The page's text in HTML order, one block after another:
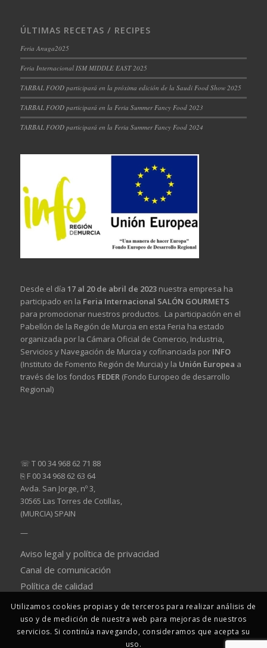
ÚLTIMAS RECETAS / RECIPES
Feria Anuga2025
Feria Internacional ISM MIDDLE EAST 2025
TARBAL FOOD participará en la próxima edición de la Saudi Food Show 2025
TARBAL FOOD participará en la Feria Summer Fancy Food 2023
TARBAL FOOD participará en la Feria Summer Fancy Food 2024
Desde el día 17 al 20 de abril de 2023nuestra empresa ha
participado en la Feria Internacional SALÓN GOURMETS
para promocionar nuestros productos. La participación en el
Pabellón de la Región de Murcia en esta Feria ha estado
organizada por la Cámara Oficial de Comercio, Industria,
Servicios y Navegación de Murcia y cofinanciada por INFO
(Instituto de Fomento Región de Murcia) y la Unión Europea a
través de los fondos FEDER(Fondo Europeo de desarrollo
Regional)
☏ T 00 34 968 62 71 88
⎘ F 00 34 968 62 63 64
Avda. San Jorge, nº 3,
30565 Las Torres de Cotillas,
(MURCIA) SPAIN
—
Aviso legal y política de privacidad
Canal de comunicación
Política de calidad
Utilizamos cookies propias y de terceros para realizar análisis de
uso y de medición de nuestra web para mejoras de nuestros
servicios. Si continúa navegando, consideramos que acepta su
uso.